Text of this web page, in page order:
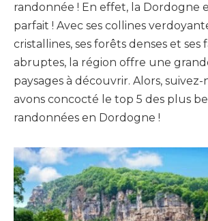
randonnée ! En effet, la Dordogne
parfait ! Avec ses collines
cristallines, ses forêts denses et ses
abruptes, la région offre une
paysages à découvrir. Alors,
avons concocté le top 5 des plus
randonnées en Dordogne !